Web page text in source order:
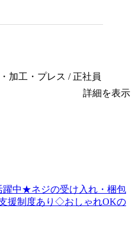
加工・プレス / 正社員
詳細を表示